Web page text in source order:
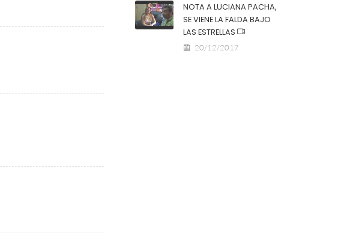
NOTA A LUCIANA PACHA,
SE VIENE LA FALDA BAJO
LAS ESTRELLAS
20/12/2017